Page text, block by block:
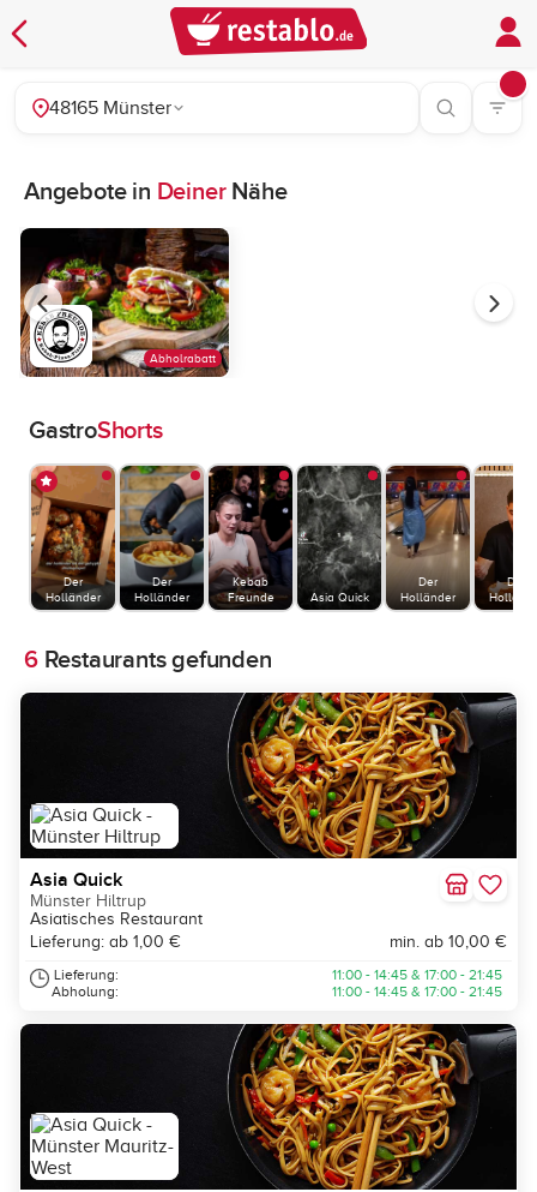
48165 Münster
Angebote in DeinerNähe
Abholrabatt
GastroShorts
Der
Holländer
Der
Holländer
Kebab
Freunde
Asia Quick
Der
Holländer
Der
6Restaurants gefunden
Asia Quick
Münster Hiltrup
Asiatisches Restaurant
Lieferung: ab 1,00 €
min. ab 10,00 €
Lieferung:
Abholung:
11:00 - 14:45 & 17:00 - 21:45
11:00 - 14:45 & 17:00 - 21:45